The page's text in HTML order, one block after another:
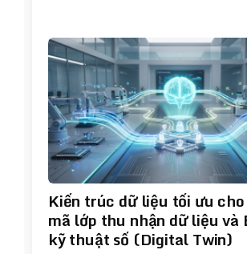
Kiến trúc dữ liệu tối ưu
mã lớp thu nhận dữ liệu và
kỹ thuật số (Digital Twin)